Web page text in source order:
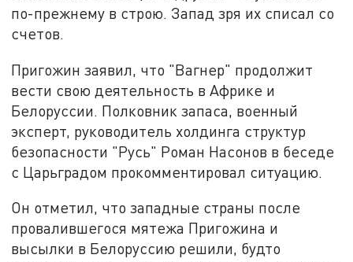
по-прежнему в строю. Запад зря их списал со
счетов.
Пригожин заявил, что "Вагнер" продолжит
вести свою деятельность в Африке и
Белоруссии. Полковник запаса, военный
эксперт, руководитель холдинга структур
безопасности "Русь" Роман Насонов в беседе
с Царьградом прокомментировал ситуацию.
Он отметил, что западные страны после
провалившегося мятежа Пригожина и
высылки в Белоруссию решили, будто